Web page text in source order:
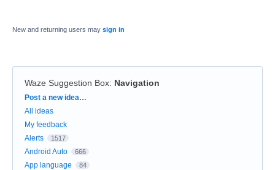
New and returning users may sign in
Waze Suggestion Box: Navigation
Categories
Post a new idea…
All ideas
My feedback
Alerts
1517
Android Auto 666
App language 84